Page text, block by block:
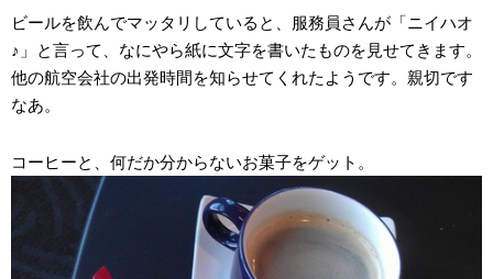
ビールを飲んでマッタリしていると、服務員さんが「ニイハオ
♪」と言って、なにやら紙に文字を書いたものを見せてきます。
他の航空会社の出発時間を知らせてくれたようです。親切です
なあ。
コーヒーと、何だか分からないお菓子をゲット。